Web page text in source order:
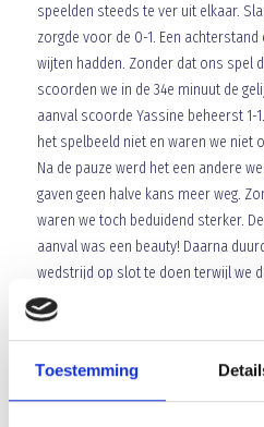
Toestemming
speelden steeds te ver uit elkaar.
zorgde voor de 0-1. Een
wijten hadden. Zonder dat ons spel
scoorden we in de 34e minuut de
aanval scoorde Yassine beheerst 1-
het spelbeeld niet en waren we niet
Na de pauze werd het een andere
gaven geen halve kans meer weg.
waren we toch beduidend sterker.
aanval was een beauty! Daarna
wedstrijd op slot te doen terwijl we
kregen. De 3-1 van Rolf bezegelde
overwinning was een feit! Mooi dat
Array